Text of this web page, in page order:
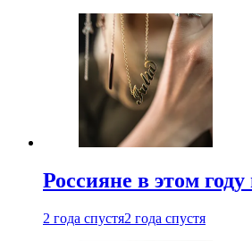
Россияне в этом
2 года спустя2 года спустя